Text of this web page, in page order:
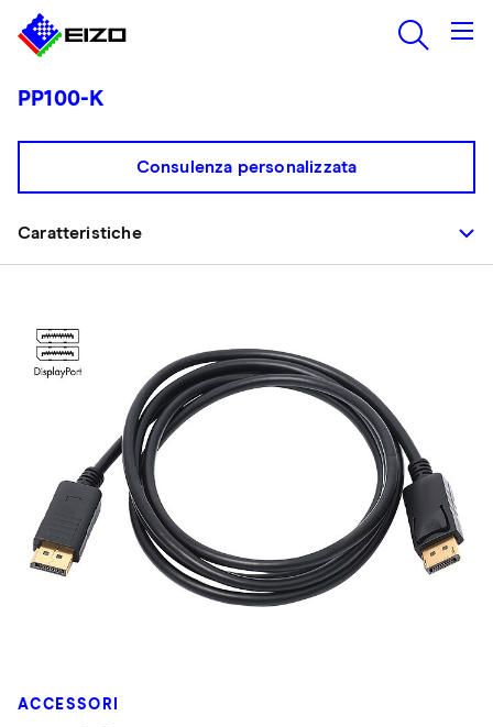
PP100-K
Caratteristiche
Consulenza personalizzata
ACCESSORI